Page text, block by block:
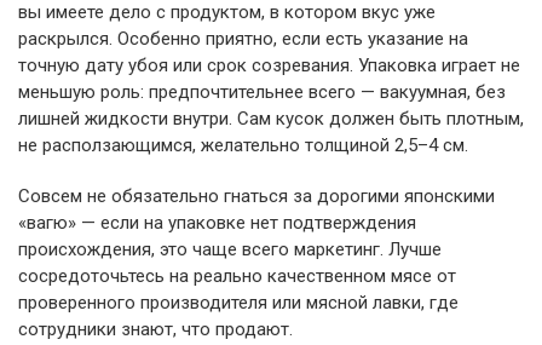
вы имеете дело с продуктом, в котором вкус уже
раскрылся. Особенно приятно, если есть указание на
точную дату убоя или срок созревания. Упаковка играет не
меньшую роль: предпочтительнее всего — вакуумная, без
лишней жидкости внутри. Сам кусок должен быть плотным,
не расползающимся, желательно толщиной 2,5–4 см.
Совсем не обязательно гнаться за дорогими японскими
«вагю» — если на упаковке нет подтверждения
происхождения, это чаще всего маркетинг. Лучше
сосредоточьтесь на реально качественном мясе от
проверенного производителя или мясной лавки, где
сотрудники знают, что продают.